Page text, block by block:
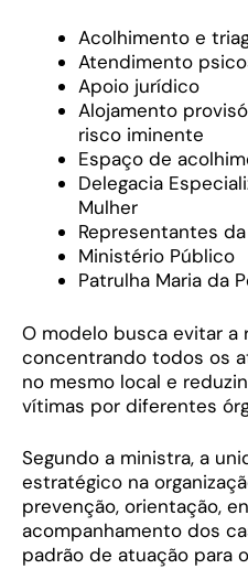
Acolhimento e
Atendimento
Apoio jurídico
Alojamento
risco iminente
Espaço de
Delegacia
Mulher
Representantes
Ministério Público
Patrulha Maria da
O modelo busca evitar a
concentrando todos os
no mesmo local e
vítimas por diferentes
Segundo a ministra, a
estratégico na
prevenção, orientação,
acompanhamento dos
padrão de atuação para